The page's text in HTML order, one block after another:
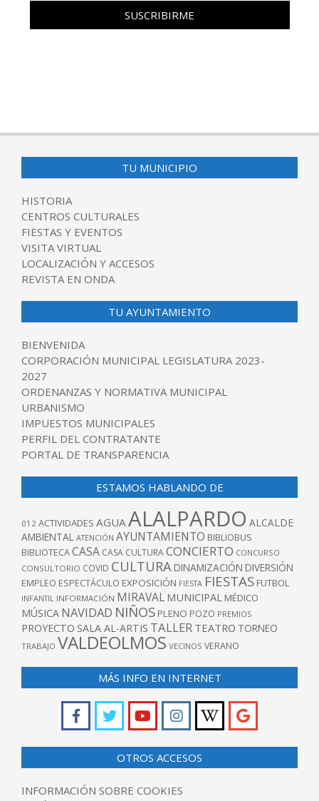
TU MUNICIPIO
HISTORIA
CENTROS CULTURALES
FIESTAS Y EVENTOS
VISITA VIRTUAL
LOCALIZACIÓN Y ACCESOS
REVISTA EN ONDA
TU AYUNTAMIENTO
BIENVENIDA
CORPORACIÓN MUNICIPAL LEGISLATURA 2023-
2027
ORDENANZAS Y NORMATIVA MUNICIPAL
URBANISMO
IMPUESTOS MUNICIPALES
PERFIL DEL CONTRATANTE
PORTAL DE TRANSPARENCIA
ESTAMOS HABLANDO DE
012 ACTIVIDADES AGUAALALPARDO ALCALDE
AMBIENTAL ATENCIÓN AYUNTAMIENTO BIBLIOBUS
BIBLIOTECACASA CASA CULTURACONCIERTO CONCURSO
CONSULTORIO COVID CULTURA DINAMIZACIÓN DIVERSIÓN
EMPLEO ESPECTÁCULO EXPOSICIÓN FIESTA FIESTAS FUTBOL
INFANTIL INFORMACIÓN MIRAVAL MUNICIPAL MÉDICO
MÚSICA NAVIDAD NIÑOS PLENO POZO PREMIOS
PROYECTO SALA AL-ARTIS TALLER TEATRO TORNEO
TRABAJO VALDEOLMOS VECINOS VERANO
MÁS INFO EN INTERNET
OTROS ACCESOS
INFORMACIÓN SOBRE COOKIES